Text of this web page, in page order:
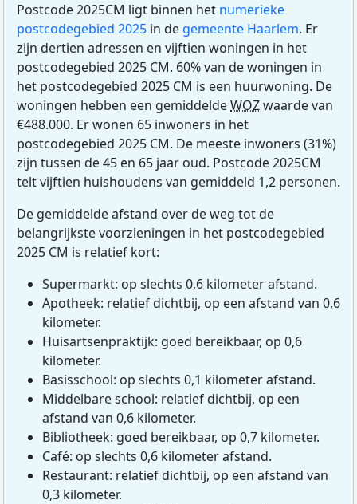
Postcode 2025CM ligt binnen het numerieke
postcodegebied 2025 in de gemeente Haarlem. Er
zijn dertien adressen en vijftien woningen in het
postcodegebied 2025 CM. 60% van de woningen in
het postcodegebied 2025 CM is een huurwoning. De
woningen hebben een gemiddeldeWOZwaarde van
€488.000. Er wonen 65 inwoners in het
postcodegebied 2025 CM. De meeste inwoners (31%)
zijn tussen de 45 en 65 jaar oud. Postcode 2025CM
telt vijftien huishoudens van gemiddeld 1,2 personen.
De gemiddelde afstand over de weg tot de
belangrijkste voorzieningen in het postcodegebied
2025 CM is relatief kort:
Supermarkt: op slechts 0,6 kilometer afstand.
Apotheek: relatief dichtbij, op een afstand van 0,6
kilometer.
Huisartsenpraktijk: goed bereikbaar, op 0,6
kilometer.
Basisschool: op slechts 0,1 kilometer afstand.
Middelbare school: relatief dichtbij, op een
afstand van 0,6 kilometer.
Bibliotheek: goed bereikbaar, op 0,7 kilometer.
Café: op slechts 0,6 kilometer afstand.
Restaurant: relatief dichtbij, op een afstand van
0,3 kilometer.